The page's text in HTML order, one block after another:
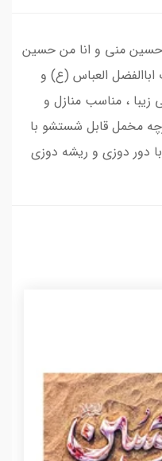
حسين مني و انا من حسين
العباس (ع) و
، مناسب منازل و
مخمل قابل شستشو با
دور دوزی و ریشه دوزی